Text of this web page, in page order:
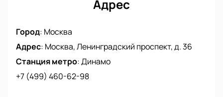
Адрес
Город: Москва
Адрес: Москва, Ленинградский проспект, д. 36
Станция метро:Динамо
+7 (499) 460-62-98